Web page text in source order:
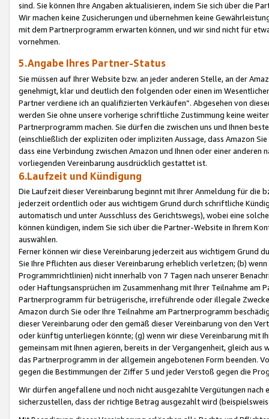
sind. Sie können Ihre Angaben aktualisieren, indem Sie sich über die
Wir machen keine Zusicherungen und übernehmen keine
mit dem Partnerprogramm erwarten können, und wir sind nicht für
vornehmen.
5.Angabe Ihres Partner-Status
Sie müssen auf Ihrer Website bzw. an jeder anderen Stelle, an der
genehmigt, klar und deutlich den folgenden oder einen im
Partner verdiene ich an qualifizierten Verkäufen“. Abgesehen von
werden Sie ohne unsere vorherige schriftliche Zustimmung keine
Partnerprogramm machen. Sie dürfen die zwischen uns und Ihnen
(einschließlich der expliziten oder impliziten Aussage, dass Amazon
dass eine Verbindung zwischen Amazon und Ihnen oder einer
vorliegenden Vereinbarung ausdrücklich gestattet ist.
6.Laufzeit und Kündigung
Die Laufzeit dieser Vereinbarung beginnt mit Ihrer Anmeldung für die
jederzeit ordentlich oder aus wichtigem Grund durch schriftliche
automatisch und unter Ausschluss des Gerichtswegs), wobei eine
können kündigen, indem Sie sich über die Partner-Website in Ihrem
auswählen.
Ferner können wir diese Vereinbarung jederzeit aus wichtigem Grund
Sie Ihre Pflichten aus dieser Vereinbarung erheblich verletzen; (b)
Programmrichtlinien) nicht innerhalb von 7 Tagen nach unserer
oder Haftungsansprüchen im Zusammenhang mit Ihrer Teilnahme am
Partnerprogramm für betrügerische, irreführende oder illegale
Amazon durch Sie oder Ihre Teilnahme am Partnerprogramm
dieser Vereinbarung oder den gemäß dieser Vereinbarung von den
oder künftig unterliegen könnte; (g) wenn wir diese Vereinbarung mit
gemeinsam mit Ihnen agieren, bereits in der Vergangenheit, gleich
das Partnerprogramm in der allgemein angebotenen Form beenden.
gegen die Bestimmungen der Ziffer 5 und jeder Verstoß gegen die
Wir dürfen angefallene und noch nicht ausgezahlte Vergütungen
sicherzustellen, dass der richtige Betrag ausgezahlt wird